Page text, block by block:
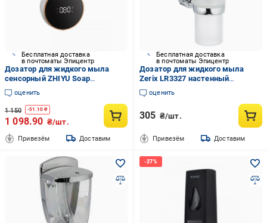
Бесплатная доставка
в почтоматы Эпицентр
Дозатор для жидкого мыла
сенсорный ZHIYU Soap
Dispenser MYX-W1 White (00086)
оценить
1 150 -51.10 ₴
1 098.90 ₴/шт.
Привезём Доставим
Бесплатная доставка
в почтоматы Эпицентр
Дозатор для жидкого мыла
Zerix LR3327 настенный
стеклянный (LL1450)
оценить
305 ₴/шт.
Привезём Доставим